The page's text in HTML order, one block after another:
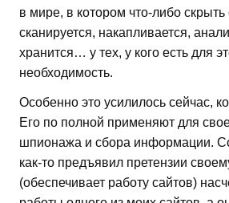
в мире, в котором что-либо
сканируется, накапливается,
хранится… у тех, у кого есть для
необходимость.
Особенно это усилилось сейчас,
Его по полной применяют для
шпионажа и сбора информации.
как-то предъявил претензии
(обеспечивает работу сайтов)